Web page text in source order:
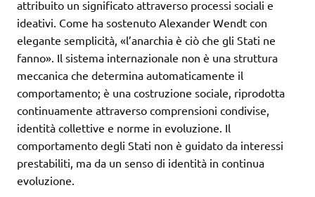
attribuito un significato attraverso processi sociali e
ideativi. Come ha sostenuto Alexander Wendt con
elegante semplicità, «l’anarchia è ciò che gli Stati ne
fanno». Il sistema internazionale non è una struttura
meccanica che determina automaticamente il
comportamento; è una costruzione sociale, riprodotta
continuamente attraverso comprensioni condivise,
identità collettive e norme in evoluzione. Il
comportamento degli Stati non è guidato da interessi
prestabiliti, ma da un senso di identità in continua
evoluzione.